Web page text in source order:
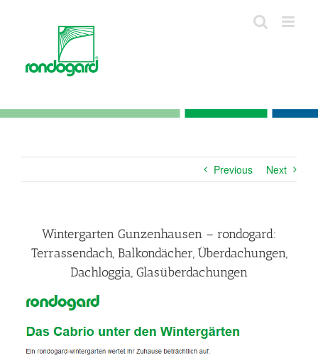
Previous Next
Wintergarten Gunzenhausen – rondogard:
Terrassendach, Balkondächer, Überdachungen,
Dachloggia, Glasüberdachungen